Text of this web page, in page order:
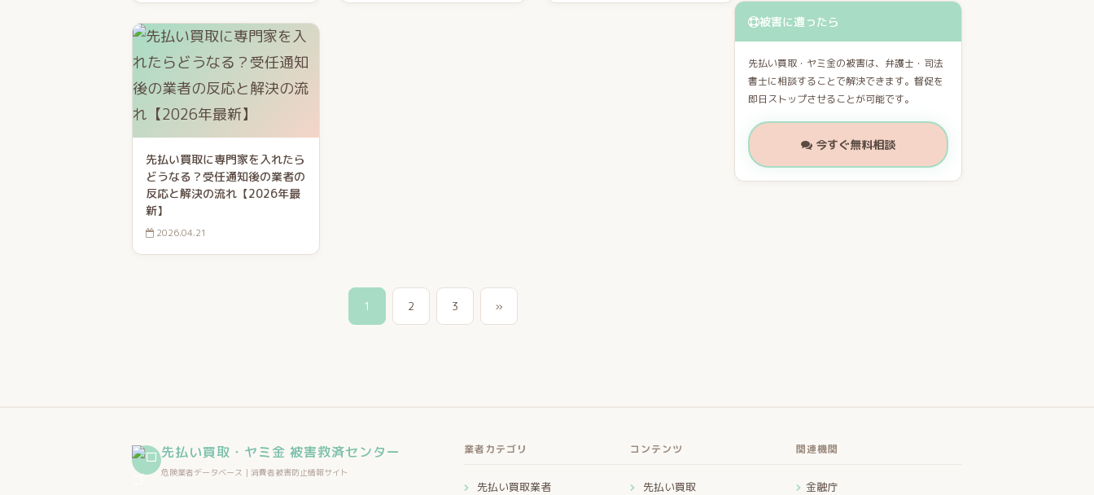
先払い買取に専門家を入れたら
どうなる？受任通知後の業者の
反応と解決の流れ【2026年最
新】
2026.04.21
1 2 3 »
被害に遭ったら
先払い買取・ヤミ金の被害は、弁護士・司法
書士に相談することで解決できます。督促を
即日ストップさせることが可能です。
今すぐ無料相談
先払い買取・ヤミ金 被害救済センター
危険業者データベース｜消費者被害防止情報サイト
業者カテゴリ
先払い買取業者
コンテンツ
先払い買取
関連機関
金融庁